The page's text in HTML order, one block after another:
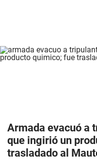
Armada evacuó a
que ingirió un
trasladado al